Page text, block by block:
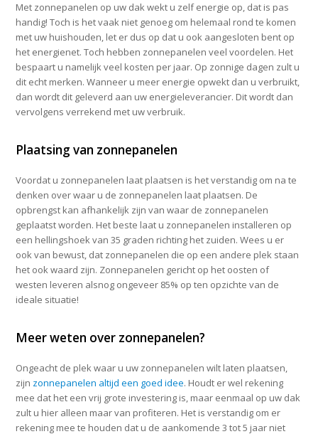
Met zonnepanelen op uw dak wekt u zelf energie op, dat is pas
handig! Toch is het vaak niet genoeg om helemaal rond te komen
met uw huishouden, let er dus op dat u ook aangesloten bent op
het energienet. Toch hebben zonnepanelen veel voordelen. Het
bespaart u namelijk veel kosten per jaar. Op zonnige dagen zult u
dit echt merken. Wanneer u meer energie opwekt dan u verbruikt,
dan wordt dit geleverd aan uw energieleverancier. Dit wordt dan
vervolgens verrekend met uw verbruik.
Plaatsing van zonnepanelen
Voordat u zonnepanelen laat plaatsen is het verstandig om na te
denken over waar u de zonnepanelen laat plaatsen. De
opbrengst kan afhankelijk zijn van waar de zonnepanelen
geplaatst worden. Het beste laat u zonnepanelen installeren op
een hellingshoek van 35 graden richting het zuiden. Wees u er
ook van bewust, dat zonnepanelen die op een andere plek staan
het ook waard zijn. Zonnepanelen gericht op het oosten of
westen leveren alsnog ongeveer 85% op ten opzichte van de
ideale situatie!
Meer weten over zonnepanelen?
Ongeacht de plek waar u uw zonnepanelen wilt laten plaatsen,
zijn zonnepanelen altijd een goed idee. Houdt er wel rekening
mee dat het een vrij grote investering is, maar eenmaal op uw dak
zult u hier alleen maar van profiteren. Het is verstandig om er
rekening mee te houden dat u de aankomende 3 tot 5 jaar niet